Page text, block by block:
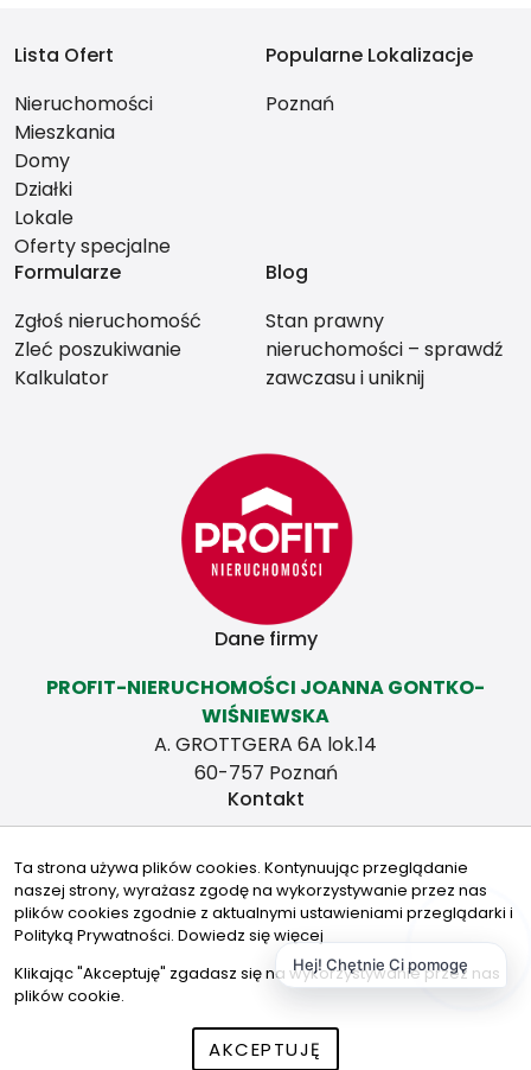
Lista Ofert
Nieruchomości
Mieszkania
Domy
Działki
Lokale
Oferty specjalne
Popularne Lokalizacje
Poznań
Formularze
Zgłoś nieruchomość
Zleć poszukiwanie
Kalkulator
Blog
Stan prawny
nieruchomości – sprawdź
zawczasu i uniknij
Dane firmy
PROFIT-NIERUCHOMOŚCI JOANNA GONTKO-
WIŚNIEWSKA
A. GROTTGERA 6A lok.14
60-757 Poznań
Kontakt
+48 533 300 310
Znajdziesz nas tu
© 2026 Wszystkie prawa zastrzeżone | Program dla biur
Ta strona używa plików cookies. Kontynuując przeglądanie
naszej strony, wyrażasz zgodę na wykorzystywanie przez nas
plików cookies zgodnie z aktualnymi ustawieniami przeglądarki i
Polityką Prywatności. Dowiedz się więcej
Klikając "Akceptuję" zgadasz się na wykorzystywanie przez nas
plików cookie.
AKCEPTUJĘ
Hej! Chętnie Ci pomogę